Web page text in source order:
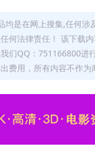
均是在网上搜集,任何
何法律责任！ 该下载
们QQ：751166800进
费用，所有内容不作为